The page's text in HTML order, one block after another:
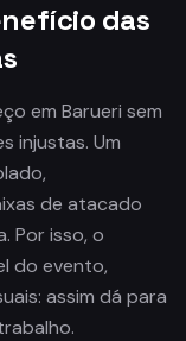
das
em Barueri sem
injustas. Um
de atacado
Por isso, o
do evento,
assim dá para